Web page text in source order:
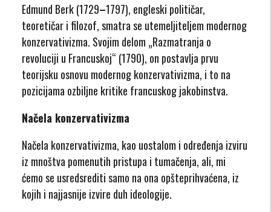
Edmund Berk (1729–1797), engleski političar,
teoretičar i filozof, smatra se utemeljiteljem modernog
konzervativizma. Svojim delom „Razmatranja o
revoluciji u Francuskoj“ (1790), on postavlja prvu
teorijsku osnovu modernog konzervativizma, i to na
pozicijama ozbiljne kritike francuskog jakobinstva.
Načela konzervativizma
Načela konzervativizma, kao uostalom i određenja izviru
iz mnoštva pomenutih pristupa i tumačenja, ali, mi
ćemo se usredsrediti samo na ona opšteprihvaćena, iz
kojih i najjasnije izvire duh ideologije.